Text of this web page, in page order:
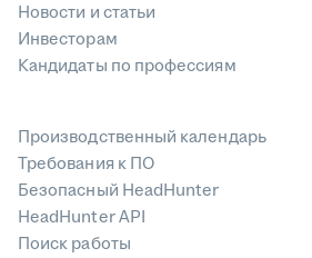
Новости и статьи
Инвесторам
Кандидаты по профессиям
Производственный календарь
Требования к ПО
Безопасный HeadHunter
HeadHunter API
Поиск работы